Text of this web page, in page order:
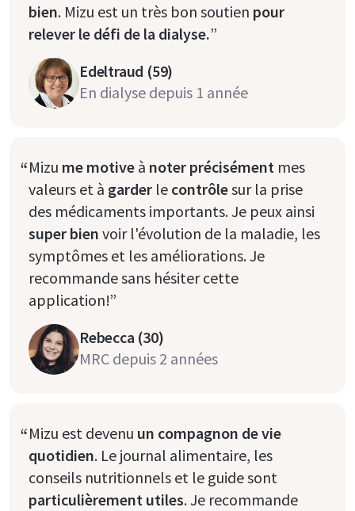
bien. Mizu est un très bon soutien pour
relever le défi de la dialyse.”
Edeltraud (59)
En dialyse depuis 1 année
“Mizu me motive à noter précisément mes
valeurs et à garder le contrôlesur la prise
des médicaments importants. Je peux ainsi
super bien voir l'évolution de la maladie, les
symptômes et les améliorations. Je
recommande sans hésiter cette
application!”
Rebecca (30)
MRC depuis 2 années
“Mizu est devenu un compagnon de vie
quotidien. Le journal alimentaire, les
conseils nutritionnels et le guide sont
particulièrement utiles. Je recommande